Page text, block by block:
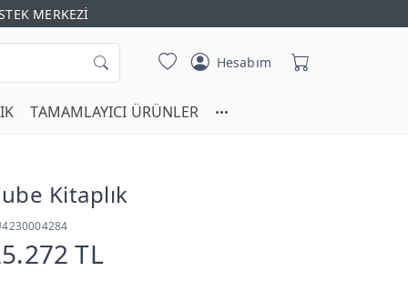
MERKEZİ
Hesabım
TAMAMLAYICI ÜRÜNLER
Kitaplık
TL